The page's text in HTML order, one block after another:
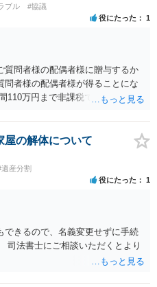
ブル #協議
役にたった 1
質問者様の配偶者様に贈与するか
問者様の配偶者様が得ることにな
110万円まで非課税であり、トイ
屋の解体について
遺産分割
役にたった 1
できるので、名義変更せずに手続
司法書士にご相談いただくとより